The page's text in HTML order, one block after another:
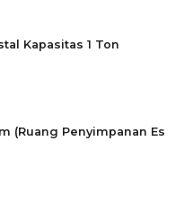
Kapasitas 1 Ton
(Ruang Penyimpanan Es